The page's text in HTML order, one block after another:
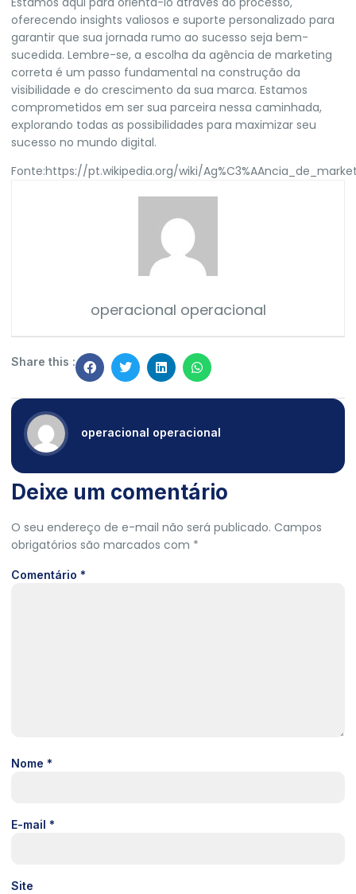
oferecendo insights valiosos e suporte personalizado para
garantir que sua jornada rumo ao sucesso seja bem-
sucedida. Lembre-se, a escolha da agência de marketing
correta é um passo fundamental na construção da
visibilidade e do crescimento da sua marca. Estamos
comprometidos em ser sua parceira nessa caminhada,
explorando todas as possibilidades para maximizar seu
sucesso no mundo digital.
Fonte:https://pt.wikipedia.org/wiki/
operacional operacional
Share this :
operacional operacional
Deixe um comentário
O seu endereço de e-mail não será publicado. Campos
obrigatórios são marcados com *
Comentário *
Nome *
E-mail *
Site